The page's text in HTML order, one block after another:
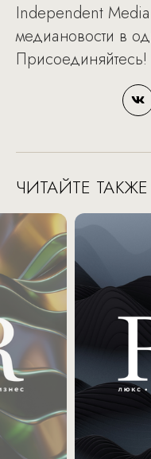
Independent
медиановости в
Присоединяйтесь!
ЧИТАЙТЕ ТАКЖЕ